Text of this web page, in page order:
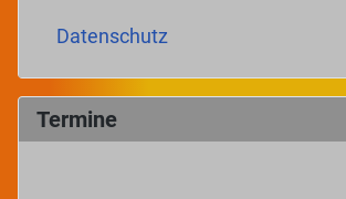
Datenschutz
Termine